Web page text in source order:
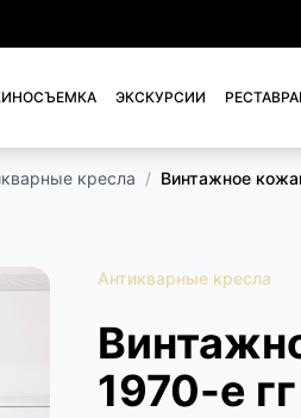
ЭКСКУРСИИ
кресла / Винтажное
Антикварные кресла
1970-е гг